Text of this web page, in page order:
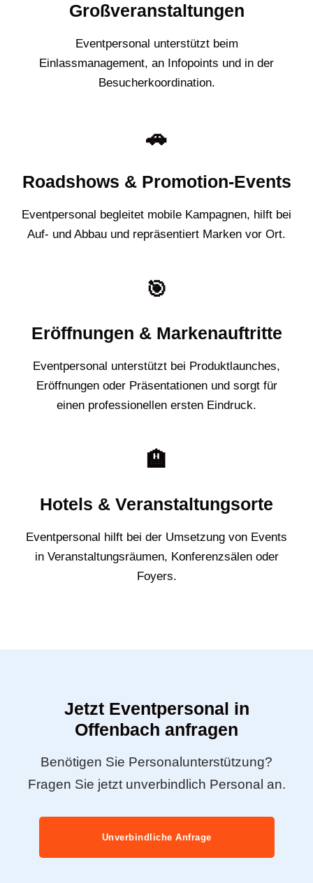
Großveranstaltungen
Eventpersonal unterstützt beim
Einlassmanagement, an Infopoints und in der
Besucherkoordination.
🚗
Roadshows & Promotion-Events
Eventpersonal begleitet mobile Kampagnen, hilft bei
Auf- und Abbau und repräsentiert Marken vor Ort.
🎯
Eröffnungen & Markenauftritte
Eventpersonal unterstützt bei Produktlaunches,
Eröffnungen oder Präsentationen und sorgt für
einen professionellen ersten Eindruck.
🏨
Hotels & Veranstaltungsorte
Eventpersonal hilft bei der Umsetzung von Events
in Veranstaltungsräumen, Konferenzsälen oder
Foyers.
Jetzt Eventpersonal in
Offenbach anfragen
Benötigen Sie Personalunterstützung?
Fragen Sie jetzt unverbindlich Personal an.
Unverbindliche Anfrage